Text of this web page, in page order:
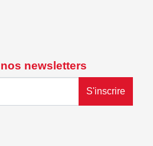
newsletters
S'inscrire